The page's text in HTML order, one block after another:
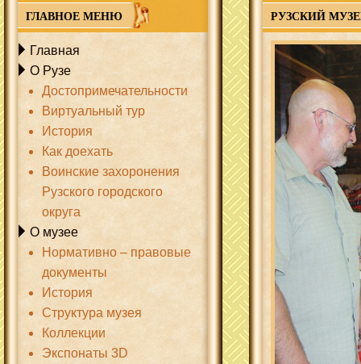
ГЛАВНОЕ МЕНЮ
Главная
О Рузе
Достопримечательности
Виртуальный тур
История
Как доехать
Воинские захоронения
Рузского городского
округа
О музее
Нормативно – правовые
документы
История
Структура музея
Коллекции
Экспонаты 3D
РУЗСКИЙ